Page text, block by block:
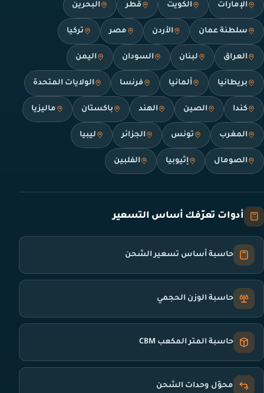
الإمارات الكويت قطر البحرين
سلطنة عمان الأردن مصر تركيا
العراق لبنان السودان اليمن
بريطانيا ألمانيا فرنسا الولايات المتحدة
كندا الصين الهند باكستان ماليزيا
المغرب تونس الجزائر ليبيا
الصومال إثيوبيا الفلبين
أدوات تعرّفك أساس التسعير
حاسبة أساس تسعير الشحن
حاسبة الوزن الحجمي
حاسبة المتر المكعب CBM
محوّل وحدات الشحن